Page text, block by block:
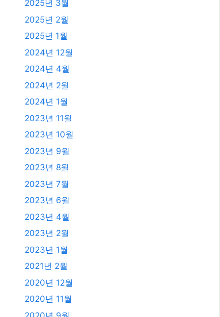
2023년 9월
2023년 8월
2023년 7월
2023년 6월
2023년 4월
2023년 2월
2023년 1월
2021년 2월
2020년 12월
2020년 11월
2020년 9월
2020년 5월
2020년 4월
2019년 11월
2019년 8월
2019년 7월
2018년 12월
2018년 8월
2018년 6월